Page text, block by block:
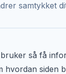
samtykket
så få
hvordan siden